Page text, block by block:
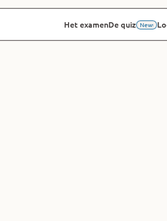
Het examenDe quiz New!
Het examenDe quiz New!